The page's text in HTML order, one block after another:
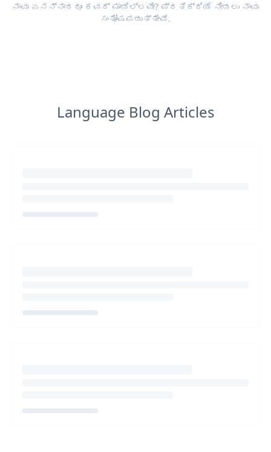
ನಾವು ಏನನ್ನಾದರೂ ಕವರ್ ಮಾಡಿಲ್ಲವೇ? ಪ್ರತಿಕ್ರಿಯೆ ನೀಡಲು ನಾವು
ಸಂತೋಷಪಡುತ್ತೇವೆ.
Language Blog Articles